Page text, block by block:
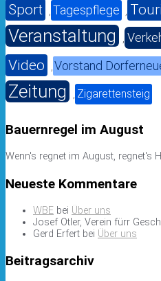
Sport , Tagespflege ,
Veranstaltung ,
Video ,Vorstand
Zeitung , Zigarettensteig
Bauernregel im August
Wenn's regnet im August, regnet's
Neueste Kommentare
WBE bei Über uns
Josef Otler, Verein fürr
Gerd Erfert bei Über uns
Beitragsarchiv